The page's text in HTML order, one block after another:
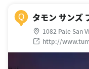
Q タモン サンズ
1082 Pale San
http://